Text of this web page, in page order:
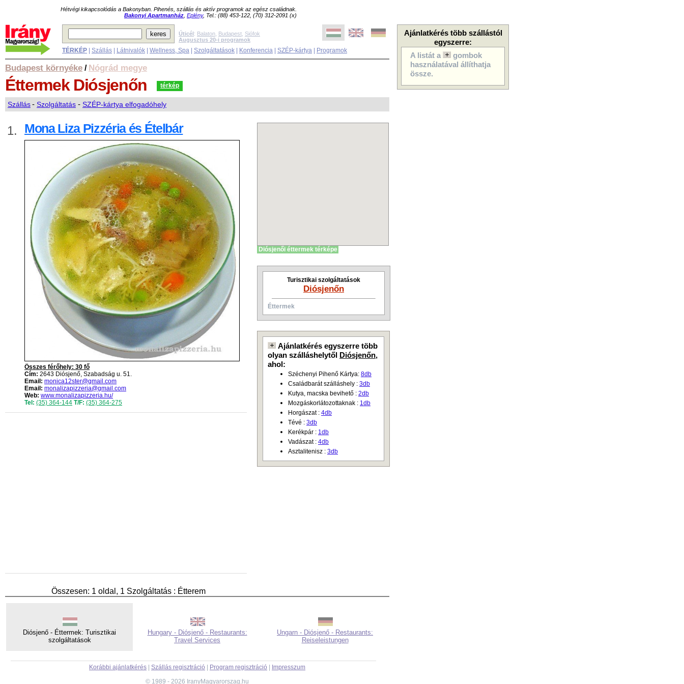
Hétvégi kikapcsolódás a Bakonyban. Pihenés, szállás és aktív programok az egész családnak.
Bakonyi Apartmanház Eplény, Tel.: (88) 453-122, (70) 312-2091 (x)
Ajánlatkérés több szállástól
egyszerre:
A listát a
gombok
használatával állíthatja
össze.
Úticél: Balaton Budapest Siófok
Augusztus 20-i programok
TÉRKÉP Szállás Látnivalók Wellness, Spa Szolgáltatások Konferencia SZÉP-kártya Programok
Budapest környéke / Nógrád megye
Éttermek Diósjenőn térkép
Szállás- Szolgáltatás - SZÉP-kártya elfogadóhely
1. Mona Liza Pizzéria és Ételbár
Összes férőhely: 30 fő
Cím: 2643 Diósjenő, Szabadság u. 51.
Email: monica12ster@gmail.com
Email: monalizapizzeria@gmail.com
Web: www.monalizapizzeria.hu/
Tel: (35) 364-144 T/F: (35) 364-275
Összesen: 1 oldal, 1 Szolgáltatás : Étterem
Diósjenői éttermek térképe
Turisztikai szolgáltatások
Diósjenőn
Éttermek
Ajánlatkérés egyszerre több
olyan szálláshelytől
Diósjenőn,
ahol:
Széchenyi Pihenő Kártya: 8db
Családbarát szálláshely : 3db
Kutya, macska bevihető : 2db
Mozgáskorlátozottaknak : 1db
Horgászat : 4db
Tévé : 3db
Kerékpár : 1db
Vadászat : 4db
Asztalitenisz : 3db
Diósjenő - Éttermek: Turisztikai
szolgáltatások
Hungary - Diósjenő - Restaurants:
Travel Services
Ungarn - Diósjenő - Restaurants:
Reiseleistungen
Korábbi ajánlatkérés Szállás regisztráció Program regisztráció
Impresszum
© 1989 - 2026 IranyMagyarorszag.hu